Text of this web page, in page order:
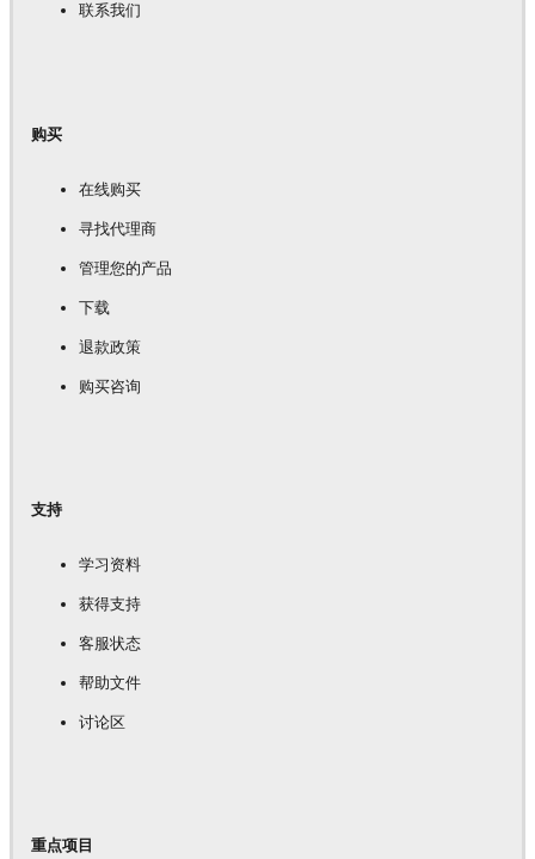
联系我们
购买
在线购买
寻找代理商
管理您的产品
下载
退款政策
购买咨询
支持
学习资料
获得支持
客服状态
帮助文件
讨论区
重点项目